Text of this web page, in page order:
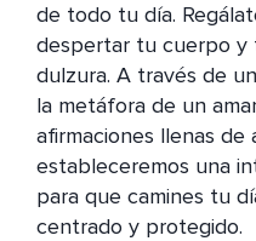
de todo tu día.
despertar tu cuerpo y
dulzura. A través de
la metáfora de un
afirmaciones llenas de
estableceremos una
para que camines tu
centrado y protegido.